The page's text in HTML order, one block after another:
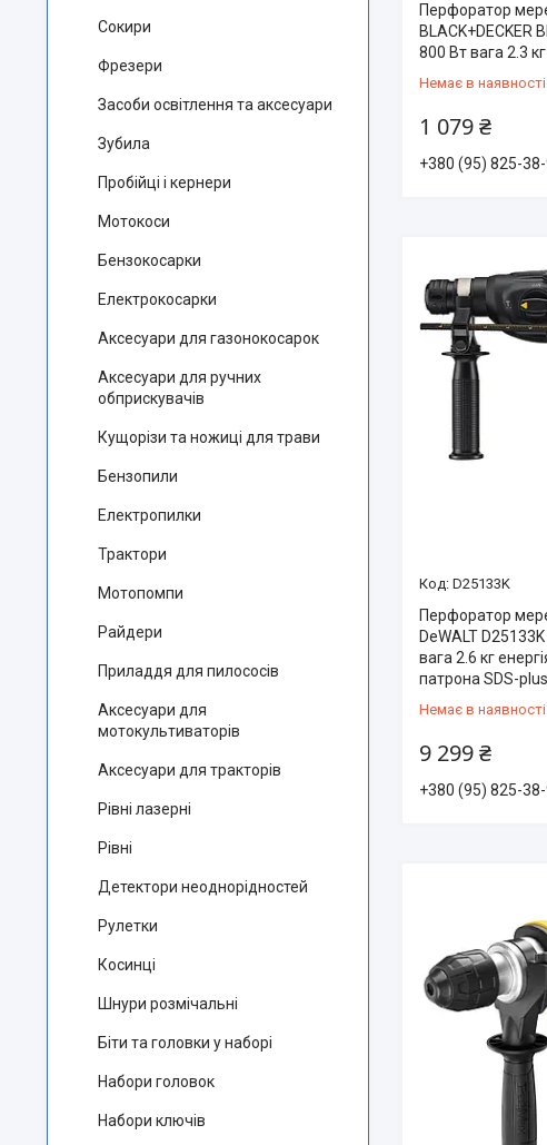
Перфоратор
BLACK+DECKER
800 Вт вага 2.3
Немає в наявності
1 079 ₴
+380 (95) 825-
D25133K
Перфоратор
DeWALT
вага 2.6 кг
патрона SDS-plus
Немає в наявності
9 299 ₴
+380 (95) 825-
Сокири
Фрезери
Засоби освітлення та аксесуари
Зубила
Пробійці і кернери
Мотокоси
Бензокосарки
Електрокосарки
Аксесуари для газонокосарок
Аксесуари для ручних
обприскувачів
Кущорізи та ножиці для трави
Бензопили
Електропилки
Трактори
Мотопомпи
Райдери
Приладдя для пилососів
Аксесуари для
мотокультиваторів
Аксесуари для тракторів
Рівні лазерні
Рівні
Детектори неоднорідностей
Рулетки
Косинці
Шнури розмічальні
Біти та головки у наборі
Набори головок
Набори ключів